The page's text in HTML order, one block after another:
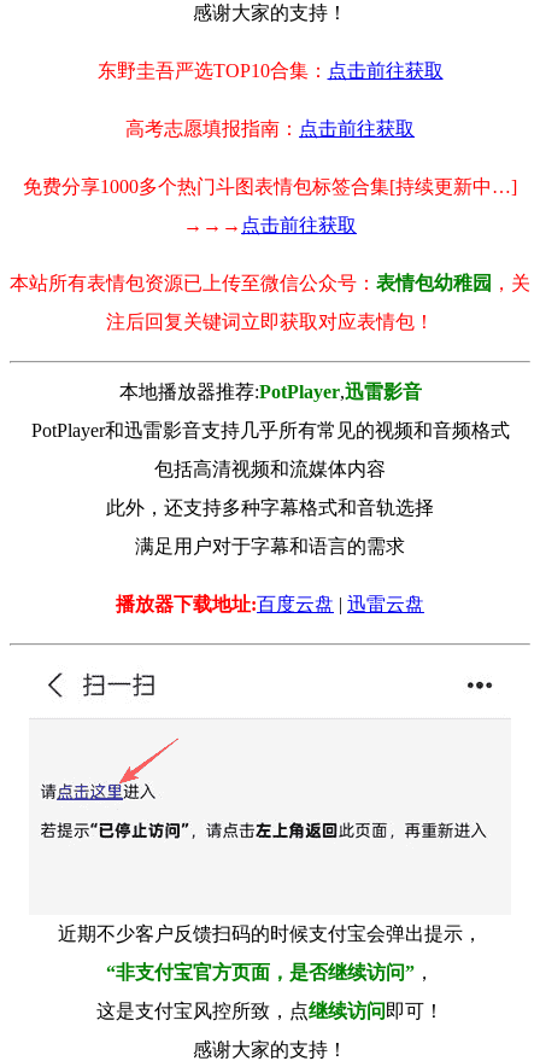
感谢大家的支持！
东野圭吾严选TOP10合集： 点击前往获取
高考志愿填报指南： 点击前往获取
免费分享1000多个热门斗图表情包标签合集[持续更新中…]
→→→ 点击前往获取
本站所有表情包资源已上传至微信公众号： 表情包幼稚园 ，关
注后回复关键词立即获取对应表情包！
本地播放器推荐:РotРlayer,迅雷影音
PotPlayer和迅雷影音支持几乎所有常见的视频和音频格式
包括高清视频和流媒体内容
此外，还支持多种字幕格式和音轨选择
满足用户对于字幕和语言的需求
播放器下载地址:百度云盘 | 迅雷云盘
近期不少客户反馈扫码的时候支付宝会弹出提示，
“非支付宝官方页面，是否继续访问” ，
这是支付宝风控所致，点继续访问 即可！
感谢大家的支持！